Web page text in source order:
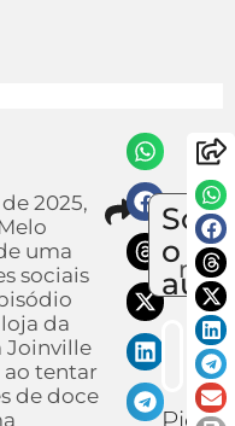
2025,
uma
sociais
da
Joinville
ao tentar
de doce
o
Pietra